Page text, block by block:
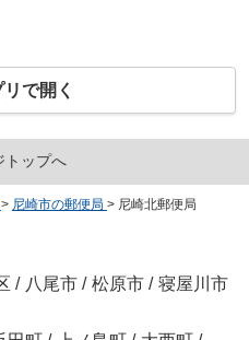
で開く
トップへ
> 尼崎市の郵便局 > 尼崎北郵便局
/ 八尾市 / 松原市 / 寝屋川市